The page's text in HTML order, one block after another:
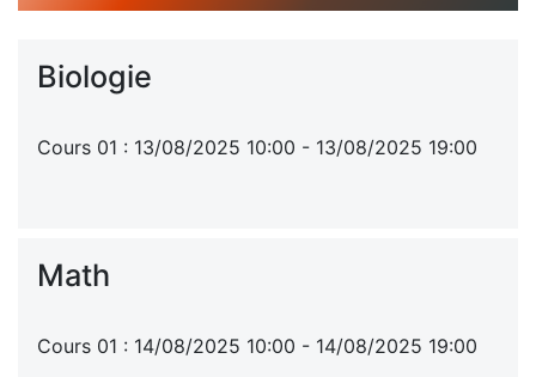
Biologie
Cours 01 : 13/08/2025 10:00 - 13/08/2025 19:00
Math
Cours 01 : 14/08/2025 10:00 - 14/08/2025 19:00